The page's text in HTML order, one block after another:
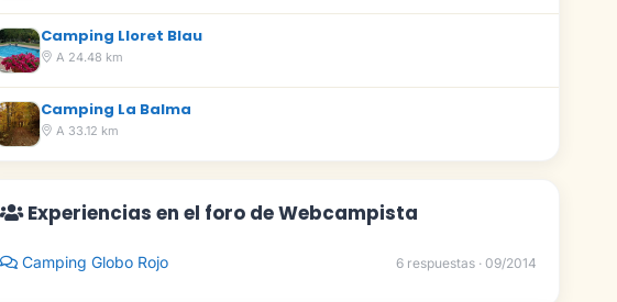
Camping Lloret Blau
A 24.48 km
Camping La Balma
A 33.12 km
Experiencias en el foro de Webcampista
Camping Globo Rojo 6 respuestas · 09/2014